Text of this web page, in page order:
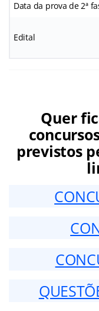
Data da prova de 2ª
Edital
Quer
previstos